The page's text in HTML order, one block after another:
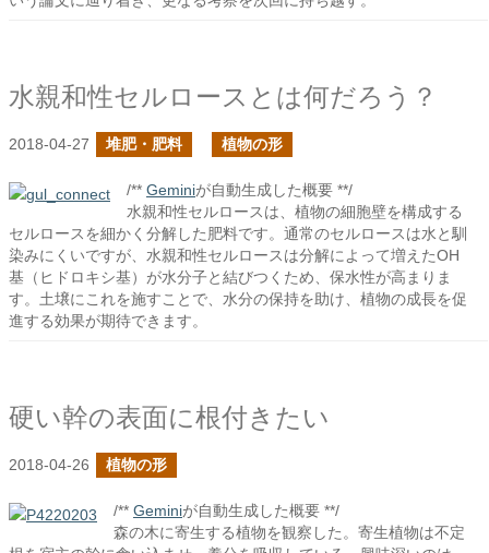
水親和性セルロースとは何だろう？
2018-04-27 堆肥・肥料 植物の形
/** Geminiが自動生成した概要 **/
水親和性セルロースは、植物の細胞壁を構成する
セルロースを細かく分解した肥料です。通常のセルロースは水と馴
染みにくいですが、水親和性セルロースは分解によって増えたOH
基（ヒドロキシ基）が水分子と結びつくため、保水性が高まりま
す。土壌にこれを施すことで、水分の保持を助け、植物の成長を促
進する効果が期待できます。
硬い幹の表面に根付きたい
2018-04-26 植物の形
/** Geminiが自動生成した概要 **/
森の木に寄生する植物を観察した。寄生植物は不定